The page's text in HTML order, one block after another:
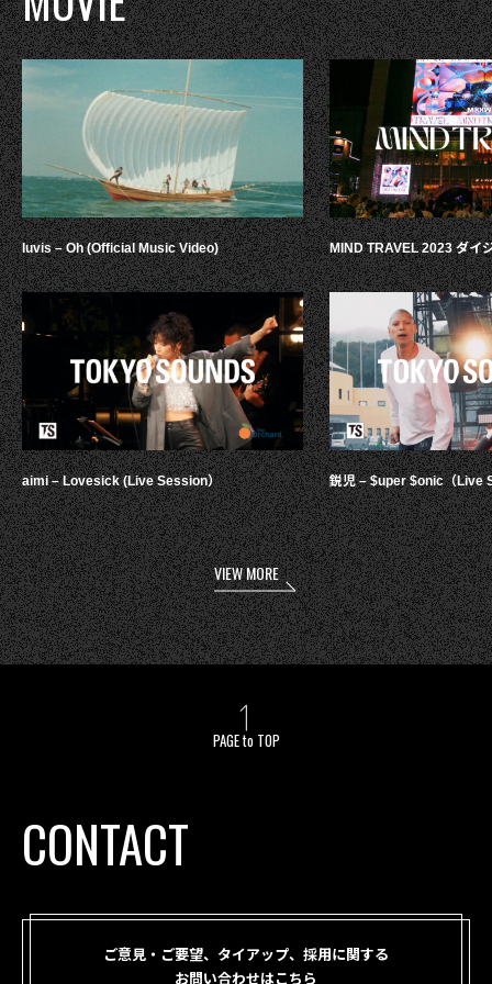
luvis – Oh (Official Music Video)
aimi – Lovesick (Live Session）
MIND TRAVEL 2023 ダイ
鋭児 – $uper $onic（Live
VIEW MORE
PAGE to TOP
CONTACT
ご意見・ご要望、タイアップ、採用に関する
お問い合わせはこちら